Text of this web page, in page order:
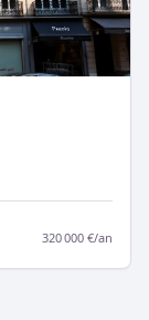
320 000 €/an